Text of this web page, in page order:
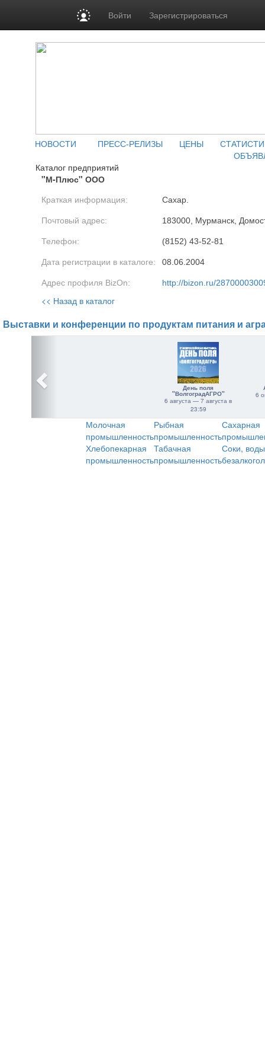
Войти Зарегистрироваться
НОВОСТИ ПРЕСС-РЕЛИЗЫ ЦЕНЫ
Каталог предприятий
"М-Плюс" ООО
Краткая информация: Сахар.
Почтовый адрес: 183000, Мурманск,
Телефон: (8152) 43-52-81
Дата регистрации в каталоге: 08.06.2004
Адрес профиля BizOn: http://bizon.ru/
<< Назад в каталог
Выставки и конференции по продуктам питания и
День поля
"ВолгоградАГРО"
6 августа — 7 августа в
23:59
6
Молочная
промышленность
Рыбная
промышленность
Сахарная
Хлебопекарная
промышленность
Табачная
промышленность
Соки,